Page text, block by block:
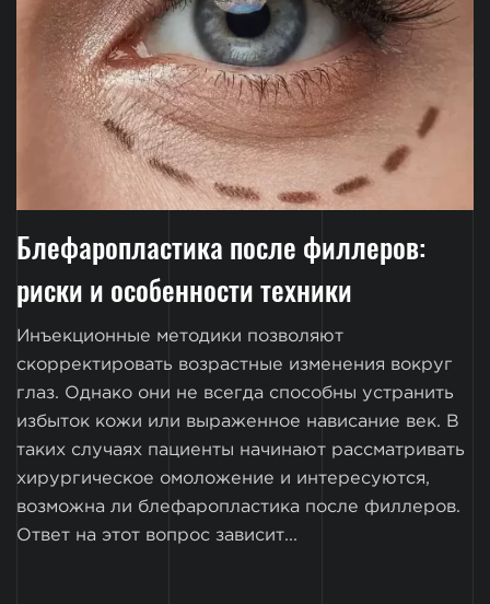
Блефаропластика после филлеров:
риски и особенности техники
Инъекционные методики позволяют
скорректировать возрастные изменения вокруг
глаз. Однако они не всегда способны устранить
избыток кожи или выраженное нависание век. В
таких случаях пациенты начинают рассматривать
хирургическое омоложение и интересуются,
возможна ли блефаропластика после филлеров.
Ответ на этот вопрос зависит...